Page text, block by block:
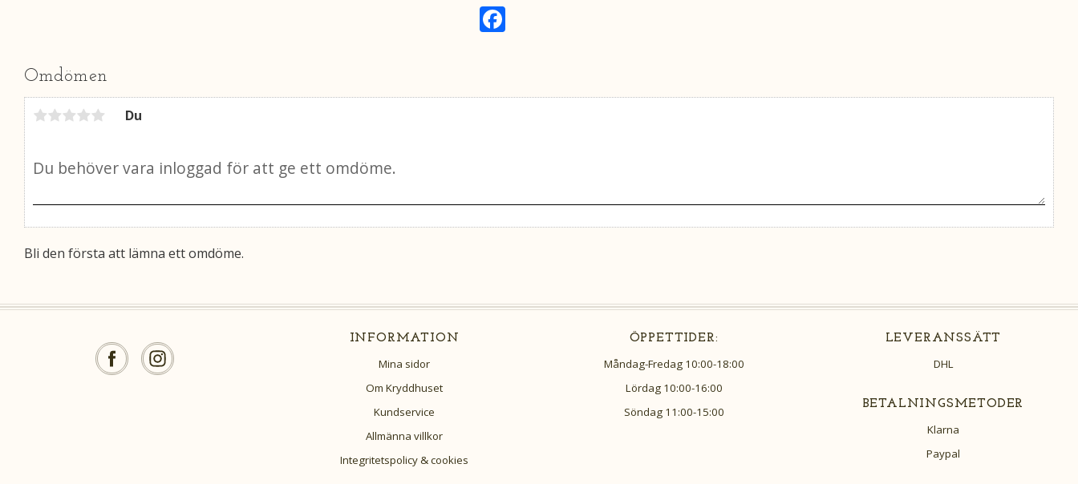
k
Omdömen
Du
Bli den första att lämna ett omdöme.
INFORMATION
Mina sidor
Om Kryddhuset
Kundservice
Allmänna villkor
Integritetspolicy & cookies
ÖPPETTIDER:
Måndag-Fredag 10:00-18:00
Lördag 10:00-16:00
Söndag 11:00-15:00
LEVERANSSÄTT
DHL
BETALNINGSMETODER
Klarna
Paypal